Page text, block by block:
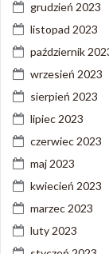
grudzień 2023
listopad 2023
październik
wrzesień 2023
sierpień 2023
lipiec 2023
czerwiec 2023
maj 2023
kwiecień 2023
marzec 2023
luty 2023